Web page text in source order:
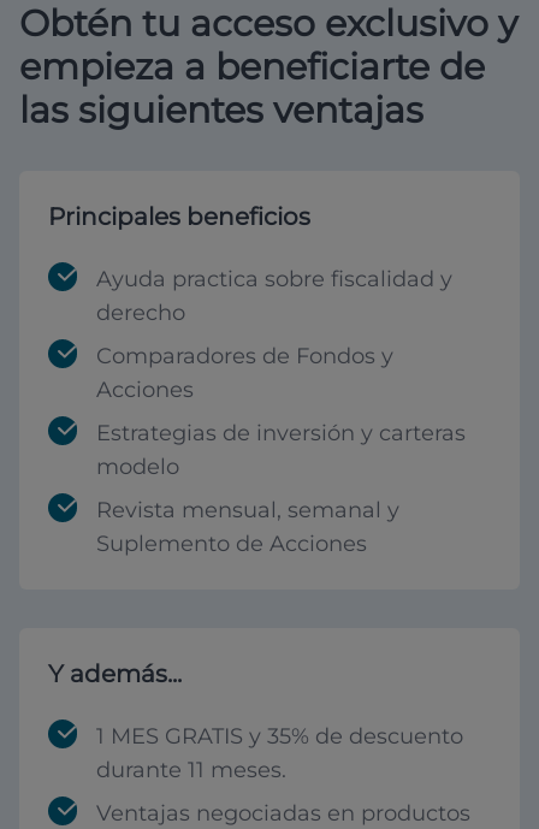
Obtén tu acceso exclusivo y
empieza a beneficiarte de
las siguientes ventajas
Principales beneficios
Ayuda practica sobre fiscalidad y
derecho
Comparadores de Fondos y
Acciones
Estrategias de inversión y carteras
modelo
Revista mensual, semanal y
Suplemento de Acciones
Y además...
1 MES GRATIS y 35% de descuento
durante 11 meses.
Ventajas negociadas en productos